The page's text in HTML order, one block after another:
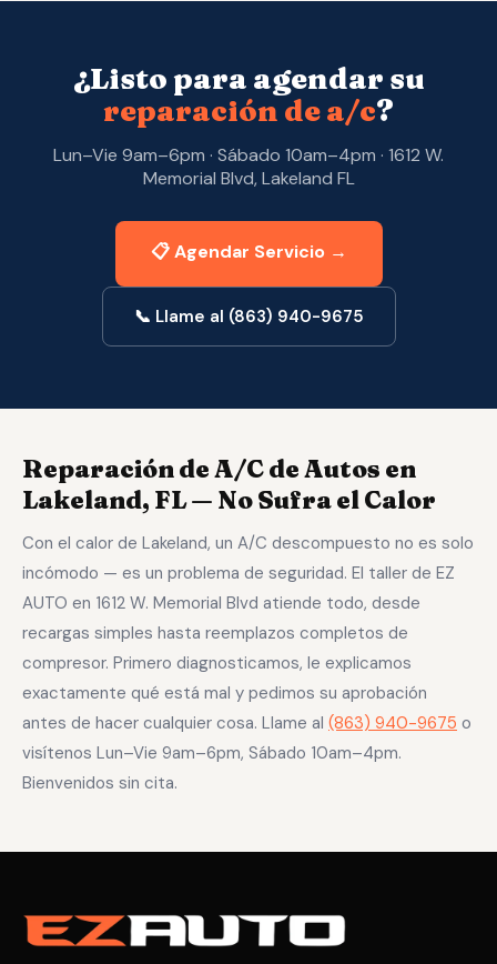
¿Listo para agendar su
reparación de a/c?
Lun–Vie 9am–6pm · Sábado 10am–4pm · 1612 W.
Memorial Blvd, Lakeland FL
📋 Agendar Servicio →
📞 Llame al (863) 940-9675
Reparación de A/C de Autos en
Lakeland, FL — No Sufra el Calor
Con el calor de Lakeland, un A/C descompuesto no es solo
incómodo — es un problema de seguridad. El taller de EZ
AUTO en 1612 W. Memorial Blvd atiende todo, desde
recargas simples hasta reemplazos completos de
compresor. Primero diagnosticamos, le explicamos
exactamente qué está mal y pedimos su aprobación
antes de hacer cualquier cosa. Llame al (863) 940-9675 o
visítenos Lun–Vie 9am–6pm, Sábado 10am–4pm.
Bienvenidos sin cita.